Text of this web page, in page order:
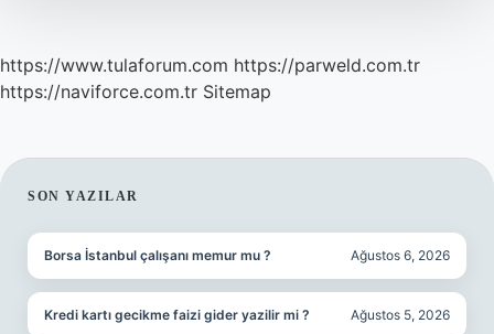
https://www.tulaforum.com https://parweld.com.tr
https://naviforce.com.tr Sitemap
SIDEBAR
SON YAZILAR
Borsa İstanbul çalışanı memur mu ? Ağustos 6, 2026
Kredi kartı gecikme faizi gider yazilir mi ? Ağustos 5, 2026